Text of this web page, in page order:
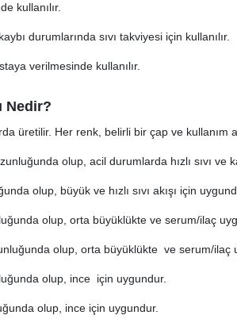
kullanılır.
durumlarında sıvı takviyesi için kullanılır.
verilmesinde kullanılır.
Nedir?
üretilir. Her renk, belirli bir çap ve kullanım
olup, acil durumlarda hızlı sıvı ve
olup, büyük ve hızlı sıvı akışı için
olup, orta büyüklükte ve serum/ilaç
olup, orta büyüklükte ve serum/ilaç
olup, ince için uygundur.
olup, ince için uygundur.